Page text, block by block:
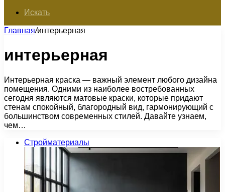
Искать
Главная/интерьерная
интерьерная
Интерьерная краска — важный элемент любого дизайна
помещения. Одними из наиболее востребованных
сегодня являются матовые краски, которые придают
стенам спокойный, благородный вид, гармонирующий с
большинством современных стилей. Давайте узнаем,
чем…
Стройматериалы